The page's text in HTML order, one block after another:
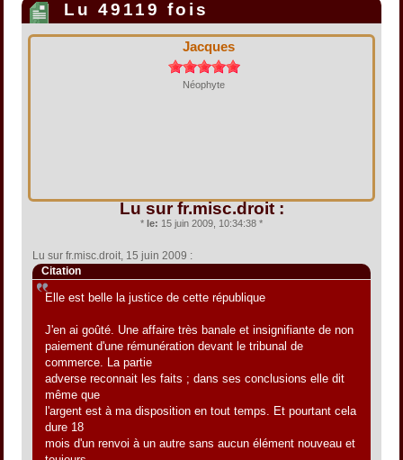
Lu 49119 fois
Jacques
Néophyte
Lu sur fr.misc.droit :
* le: 15 juin 2009, 10:34:38 *
Lu sur fr.misc.droit, 15 juin 2009 :
Citation
Elle est belle la justice de cette république
J'en ai goûté. Une affaire très banale et insignifiante de non
paiement d'une rémunération devant le tribunal de
commerce. La partie
adverse reconnait les faits ; dans ses conclusions elle dit
même que
l'argent est à ma disposition en tout temps. Et pourtant cela
dure 18
mois d'un renvoi à un autre sans aucun élément nouveau et